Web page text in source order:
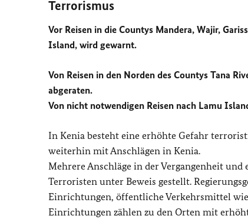
Terrorismus
Vor Reisen in die Countys Mandera, Wajir,
Island, wird gewarnt.
Von Reisen in den Norden des Countys Tana
abgeraten.
Von nicht notwendigen Reisen nach Lamu
In Kenia besteht eine erhöhte Gefahr
weiterhin mit Anschlägen in Kenia.
Mehrere Anschläge in der Vergangenheit
Terroristen unter Beweis gestellt.
Einrichtungen, öffentliche Verkehrsmittel
Einrichtungen zählen zu den Orten mit